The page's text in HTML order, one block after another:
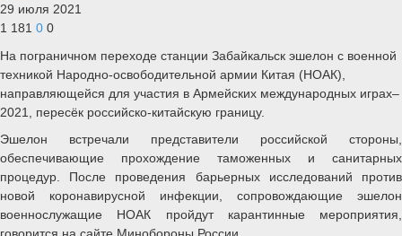
29 июля 2021
1 181 0 0
На пограничном переходе станции Забайкальск эшелон с военной
техникой Народно-освободительной армии Китая (НОАК),
направляющейся для участия в Армейских международных играх–
2021, пересёк российско-китайскую границу.
Эшелон встречали представители российской стороны,
обеспечивающие прохождение таможенных и санитарных
процедур. После проведения барьерных исследований против
новой коронавирусной инфекции, сопровождающие эшелон
военнослужащие НОАК пройдут карантинные мероприятия,